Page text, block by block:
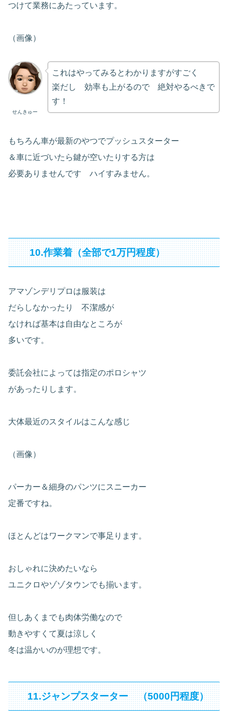
つけて業務にあたっています。
（画像）
せんきゅー
これはやってみるとわかりますがすごく
楽だし 効率も上がるので 絶対やるべきで
す！
もちろん車が最新のやつでプッシュスターター
＆車に近づいたら鍵が空いたりする方は
必要ありませんです ハイすみません。
10.作業着（全部で1万円程度）
アマゾンデリプロは服装は
だらしなかったり 不潔感が
なければ基本は自由なところが
多いです。
委託会社によっては指定のポロシャツ
があったりします。
大体最近のスタイルはこんな感じ
（画像）
パーカー＆細身のパンツにスニーカー
定番ですね。
ほとんどはワークマンで事足ります。
おしゃれに決めたいなら
ユニクロやゾゾタウンでも揃います。
但しあくまでも肉体労働なので
動きやすくて夏は涼しく
冬は温かいのが理想です。
11.ジャンプスターター （5000円程度）